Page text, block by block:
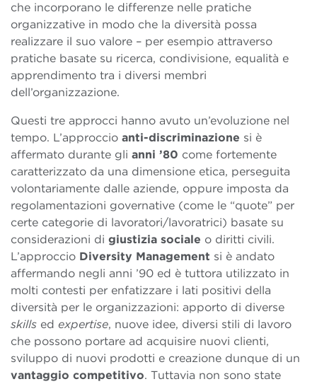
che incorporano le differenze nelle pratiche
organizzative in modo che la diversità possa
realizzare il suo valore – per esempio attraverso
pratiche basate su ricerca, condivisione, equalità e
apprendimento tra i diversi membri
dell’organizzazione.
Questi tre approcci hanno avuto un’evoluzione nel
tempo. L’approccio anti-discriminazione si è
affermato durante gli anni ’80 come fortemente
caratterizzato da una dimensione etica, perseguita
volontariamente dalle aziende, oppure imposta da
regolamentazioni governative (come le “quote” per
certe categorie di lavoratori/lavoratrici) basate su
considerazioni di giustizia sociale o diritti civili.
L’approccio Diversity Management si è andato
affermando negli anni ’90 ed è tuttora utilizzato in
molti contesti per enfatizzare i lati positivi della
diversità per le organizzazioni: apporto di diverse
skills ed expertise, nuove idee, diversi stili di lavoro
che possono portare ad acquisire nuovi clienti,
sviluppo di nuovi prodotti e creazione dunque di un
vantaggio competitivo. Tuttavia non sono state